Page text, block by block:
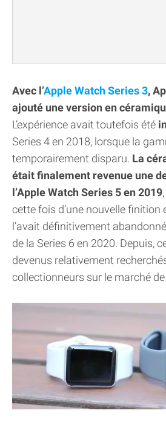
Avec l’Apple Watch Series 3,
ajouté une version en
L’expérience avait toutefois été
Series 4 en 2018, lorsque la
temporairement disparu. La
était finalement revenue une
l’Apple Watch Series 5 en 2019
cette fois d’une nouvelle finition
l’avait définitivement
de la Series 6 en 2020. Depuis,
devenus relativement
collectionneurs sur le marché de